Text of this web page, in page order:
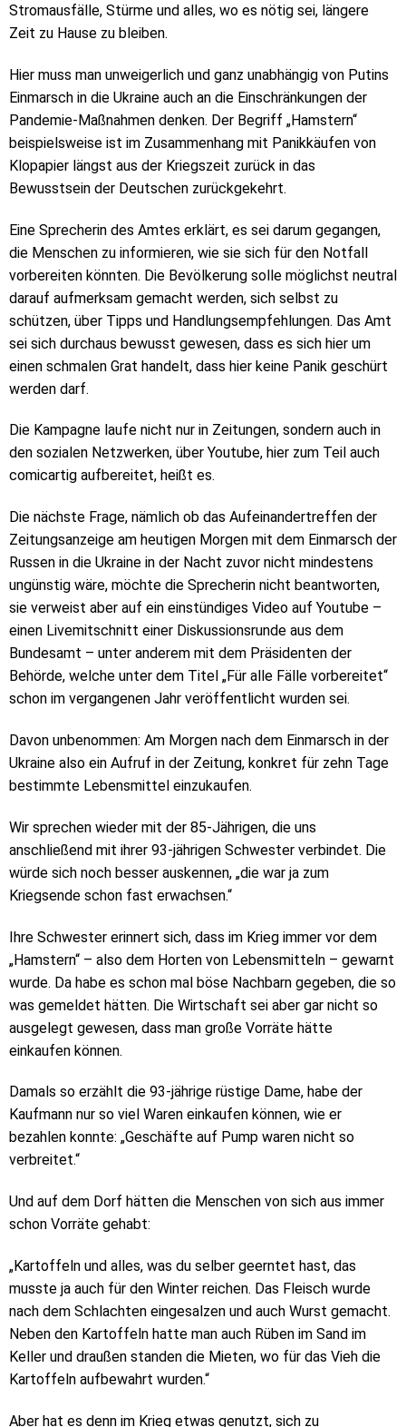
Stromausfälle, Stürme und alles, wo es nötig sei, längere
Zeit zu Hause zu bleiben.
Hier muss man unweigerlich und ganz unabhängig von Putins
Einmarsch in die Ukraine auch an die Einschränkungen der
Pandemie-Maßnahmen denken. Der Begriff „Hamstern“
beispielsweise ist im Zusammenhang mit Panikkäufen von
Klopapier längst aus der Kriegszeit zurück in das
Bewusstsein der Deutschen zurückgekehrt.
Eine Sprecherin des Amtes erklärt, es sei darum gegangen,
die Menschen zu informieren, wie sie sich für den Notfall
vorbereiten könnten. Die Bevölkerung solle möglichst neutral
darauf aufmerksam gemacht werden, sich selbst zu
schützen, über Tipps und Handlungsempfehlungen. Das Amt
sei sich durchaus bewusst gewesen, dass es sich hier um
einen schmalen Grat handelt, dass hier keine Panik geschürt
werden darf.
Die Kampagne laufe nicht nur in Zeitungen, sondern auch in
den sozialen Netzwerken, über Youtube, hier zum Teil auch
comicartig aufbereitet, heißt es.
Die nächste Frage, nämlich ob das Aufeinandertreffen der
Zeitungsanzeige am heutigen Morgen mit dem Einmarsch der
Russen in die Ukraine in der Nacht zuvor nicht mindestens
ungünstig wäre, möchte die Sprecherin nicht beantworten,
sie verweist aber auf ein einstündiges Video auf Youtube –
einen Livemitschnitt einer Diskussionsrunde aus dem
Bundesamt – unter anderem mit dem Präsidenten der
Behörde, welche unter dem Titel „Für alle Fälle vorbereitet“
schon im vergangenen Jahr veröffentlicht wurden sei.
Davon unbenommen: Am Morgen nach dem Einmarsch in der
Ukraine also ein Aufruf in der Zeitung, konkret für zehn Tage
bestimmte Lebensmittel einzukaufen.
Wir sprechen wieder mit der 85-Jährigen, die uns
anschließend mit ihrer 93-jährigen Schwester verbindet. Die
würde sich noch besser auskennen, „die war ja zum
Kriegsende schon fast erwachsen.“
Ihre Schwester erinnert sich, dass im Krieg immer vor dem
„Hamstern“ – also dem Horten von Lebensmitteln – gewarnt
wurde. Da habe es schon mal böse Nachbarn gegeben, die so
was gemeldet hätten. Die Wirtschaft sei aber gar nicht so
ausgelegt gewesen, dass man große Vorräte hätte
einkaufen können.
Damals so erzählt die 93-jährige rüstige Dame, habe der
Kaufmann nur so viel Waren einkaufen können, wie er
bezahlen konnte: „Geschäfte auf Pump waren nicht so
verbreitet.“
Und auf dem Dorf hätten die Menschen von sich aus immer
schon Vorräte gehabt:
„Kartoffeln und alles, was du selber geerntet hast, das
musste ja auch für den Winter reichen. Das Fleisch wurde
nach dem Schlachten eingesalzen und auch Wurst gemacht.
Neben den Kartoffeln hatte man auch Rüben im Sand im
Keller und draußen standen die Mieten, wo für das Vieh die
Kartoffeln aufbewahrt wurden.“
Aber hat es denn im Krieg etwas genutzt, sich zu